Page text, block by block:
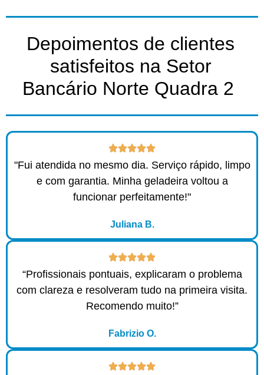
Depoimentos de clientes
satisfeitos na Setor
Bancário Norte Quadra 2 ​
"Fui atendida no mesmo dia. Serviço rápido, limpo
e com garantia. Minha geladeira voltou a
funcionar perfeitamente!"
Juliana B.
“Profissionais pontuais, explicaram o problema
com clareza e resolveram tudo na primeira visita.
Recomendo muito!”
Fabrizio O.